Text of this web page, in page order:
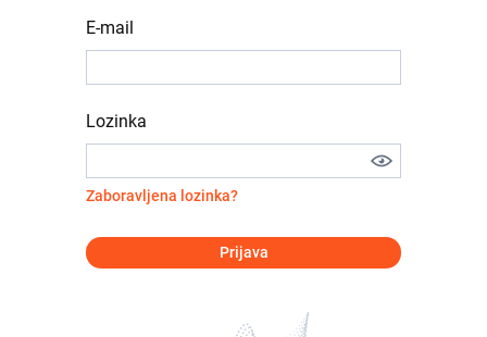
E-mail
Lozinka
Zaboravljena lozinka?
Prijava